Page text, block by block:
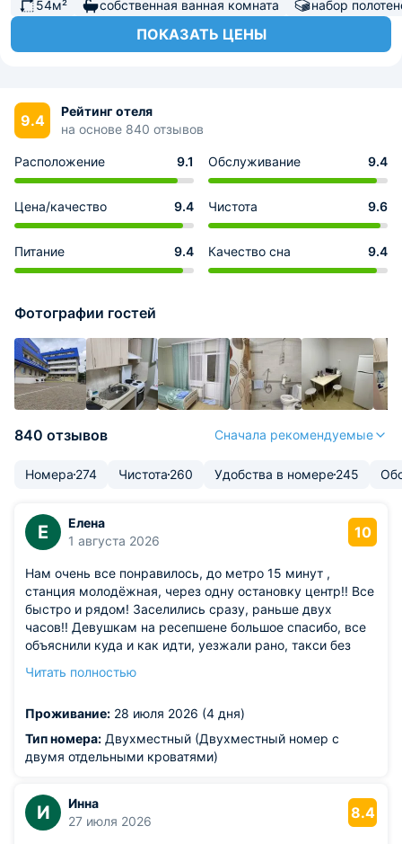
54м² собственная ванная комната набор
ПОКАЗАТЬ ЦЕНЫ
9.4
Рейтинг отеля
на основе 840 отзывов
Расположение 9.1 Обслуживание 9.4
Цена/качество 9.4 Чистота 9.6
Питание 9.4 Качество сна 9.4
Фотографии гостей
840 отзывов Сначала рекомендуемые
Номера 274 Чистота 260 Удобства в номере245
Е
Елена
1 августа 2026
10
Нам очень все понравилось, до метро 15 минут ,
станция молодёжная, через одну остановку центр!! Все
быстро и рядом! Заселились сразу, раньше двух
часов!! Девушкам на ресепшене большое спасибо, все
объяснили куда и как идти, уезжали рано, такси без
кухней, даже можно все готовить, но мы кушали в
удобно как дома!! Санузел все в номере! Все отлично,
даже не ожидала что так будет приедем еще раз
обязательно, если соберёмся в Минск
Читать полностью
Проживание: 28 июля 2026 (4 дня)
Тип номера: Двухместный (Двухместный номер с
двумя отдельными кроватями)
И
Инна
27 июля 2026
8.4